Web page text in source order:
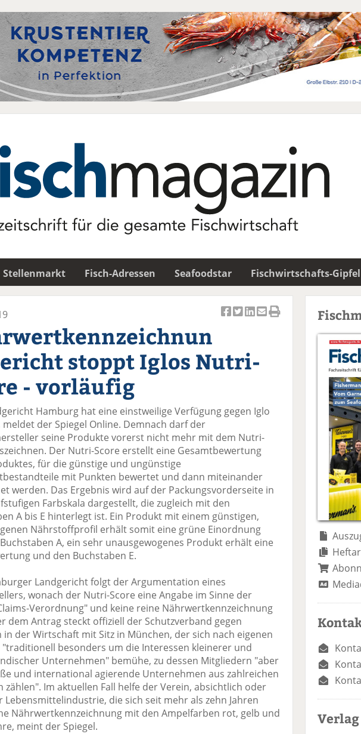
Stellenmarkt Fisch-Adressen Seafoodstar Fischwirtschafts-Gipfel
el
ac
b
o
k
te
il
e
n
el
er
k
el
n
e
di
n
te
il
n
el
E
m
l
v
se
n
e
n
e
stoppt Iglos Nutri-
- vorläufig
Hamburg hat eine einstweilige Verfügung gegen Iglo
meldet der Spiegel Online. Demnach darf der
seine Produkte vorerst nicht mehr mit dem Nutri-
Der Nutri-Score erstellt eine Gesamtbewertung
für die günstige und ungünstige
mit Punkten bewertet und dann miteinander
werden. Das Ergebnis wird auf der Packungsvorderseite in
Farbskala dargestellt, die zugleich mit den
A bis E hinterlegt ist. Ein Produkt mit einem günstigen,
Nährstoffprofil erhält somit eine grüne Einordnung
A, ein sehr unausgewogenes Produkt erhält eine
und den Buchstaben E.
Landgericht folgt der Argumentation eines
wonach der Nutri-Score eine Angabe im Sinne der
Verordnung" und keine reine Nährwertkennzeichnung
dem Antrag steckt offiziell der Schutzverband gegen
in der Wirtschaft mit Sitz in München, der sich nach eigenen
"traditionell besonders um die Interessen kleinerer und
Unternehmen" bemühe, zu dessen Mitgliedern "aber
und international agierende Unternehmen aus zahlreichen
zählen". Im aktuellen Fall helfe der Verein, absichtlich oder
Lebensmittelindustrie, die sich seit mehr als zehn Jahren
Nährwertkennzeichnung mit den Ampelfarben rot, gelb und
meint der Spiegel.
Verlag